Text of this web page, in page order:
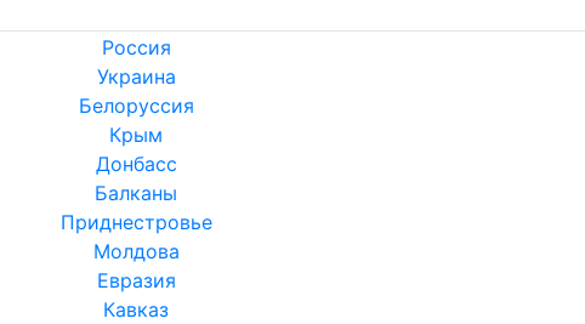
Россия
Украина
Белоруссия
Крым
Донбасс
Балканы
Приднестровье
Молдова
Евразия
Кавказ